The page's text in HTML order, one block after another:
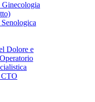
Dolore e